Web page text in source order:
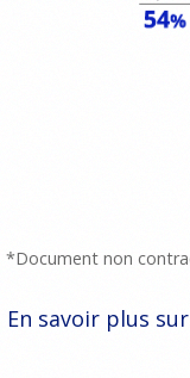
*Document non
En savoir plus